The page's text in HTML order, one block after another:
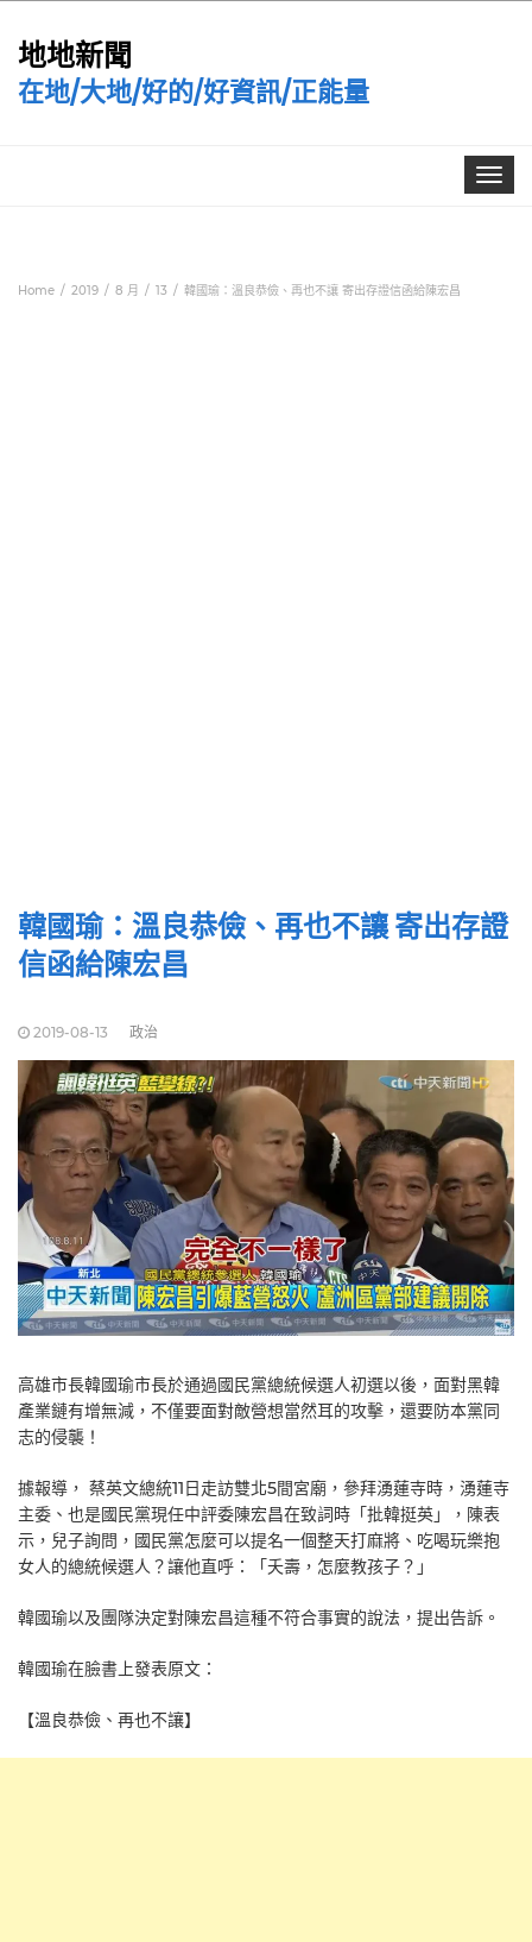
地地新聞
在地/大地/好的/好資訊/正能量
Toggle
Home 2019 8 月 13 韓國瑜：溫良恭儉、再也不讓 寄出存證信函給陳宏昌
韓國瑜：溫良恭儉、再也不讓 寄出存證
信函給陳宏昌
2019-08-13 政治
高雄市長韓國瑜市長於通過國民黨總統候選人初選以後，面對黑韓
產業鏈有增無減，不僅要面對敵營想當然耳的攻擊，還要防本黨同
志的侵襲！
據報導， 蔡英文總統11日走訪雙北5間宮廟，參拜湧蓮寺時，湧蓮寺
主委、也是國民黨現任中評委陳宏昌在致詞時「批韓挺英」，陳表
示，兒子詢問，國民黨怎麼可以提名一個整天打麻將、吃喝玩樂抱
女人的總統候選人？讓他直呼：「夭壽，怎麼教孩子？」
韓國瑜以及團隊決定對陳宏昌這種不符合事實的說法，提出告訴。
韓國瑜在臉書上發表原文：
【溫良恭儉、再也不讓】